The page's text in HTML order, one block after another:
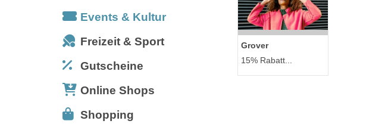
Events & Kultur
Freizeit & Sport
Gutscheine
Online Shops
Shopping
Grover
15% Rabatt...